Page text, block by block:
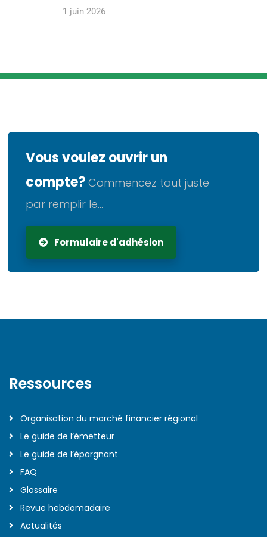
1 juin 2026
Vous voulez ouvrir un
compte? Commencez tout juste
par remplir le...
Formulaire d'adhésion
Ressources
Organisation du marché financier régional
Le guide de l’émetteur
Le guide de l’épargnant
FAQ
Glossaire
Revue hebdomadaire
Actualités